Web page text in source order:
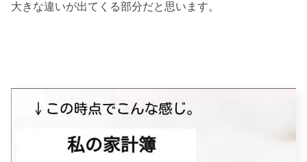
大きな違いが出てくる部分だと思います。